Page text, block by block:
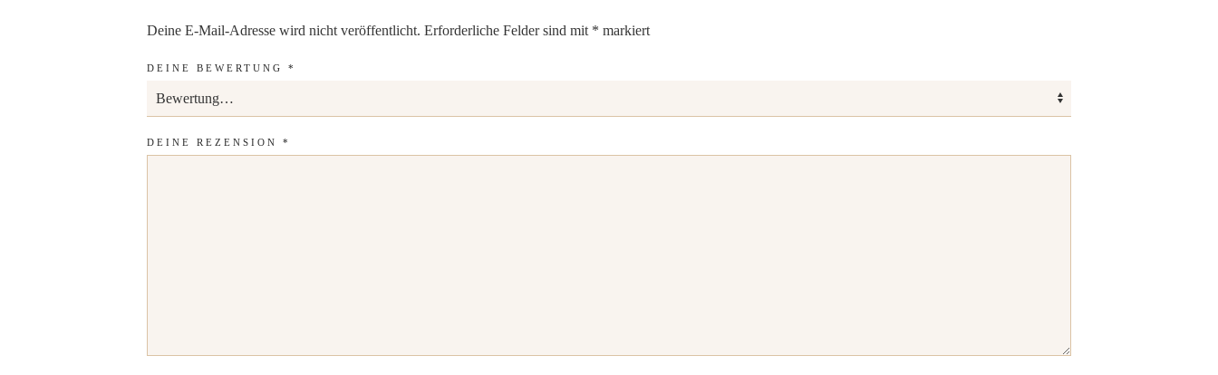
Deine E-Mail-Adresse wird nicht veröffentlicht. Erforderliche Felder sind mit * markiert
DEINE BEWERTUNG *
DEINE REZENSION *